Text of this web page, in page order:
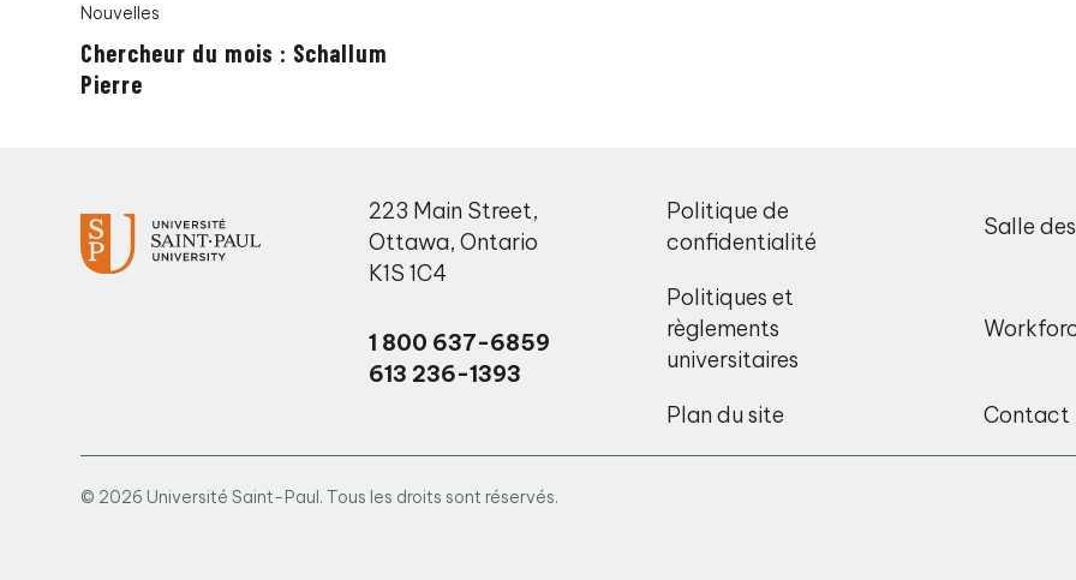
Nouvelles
Chercheur du mois : Schallum
Pierre
223 Main Street,
Ottawa,Ontario
K1S 1C4
1 800 637-6859
613 236-1393
Politique de
confidentialité
Salle
Politiques et
règlements
universitaires
Plan du site Contact
© 2026 Université Saint-Paul. Tous les droits sont réservés.